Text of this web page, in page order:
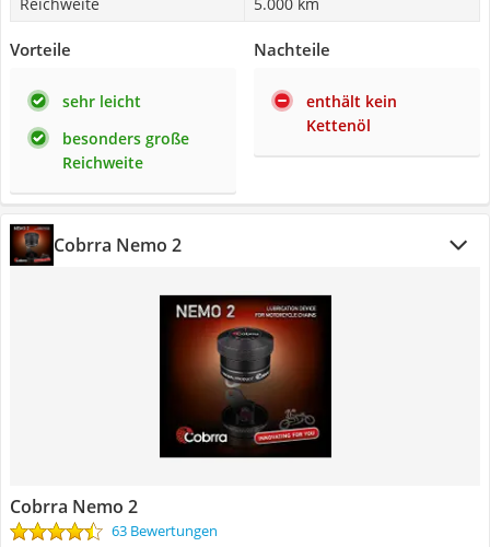
Vorteile
sehr leicht
besonders große
Reichweite
Nachteile
enthält kein
Kettenöl
Cobrra Nemo 2
Cobrra Nemo 2
63 Bewertungen